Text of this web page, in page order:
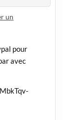
un
pour
avec